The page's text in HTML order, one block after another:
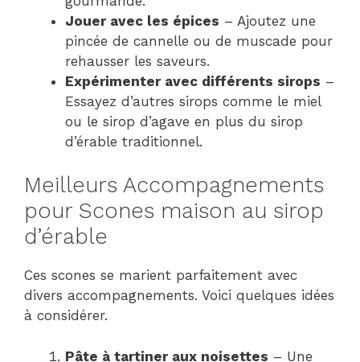
Jouer avec les épices – Ajoutez une
pincée de cannelle ou de muscade pour
rehausser les saveurs.
Expérimenter avec différents sirops –
Essayez d’autres sirops comme le miel
ou le sirop d’agave en plus du sirop
d’érable traditionnel.
Meilleurs Accompagnements
pour Scones maison au sirop
d’érable
Ces scones se marient parfaitement avec
divers accompagnements. Voici quelques idées
à considérer.
Pâte à tartiner aux noisettes – Une